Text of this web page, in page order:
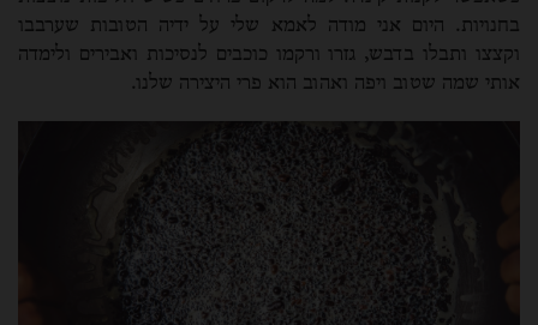
בחנויות. היום אני מודה לאמא שלי על ידיה הטובות שערבבו
וקצצו ותבלו בדבש, גזרו ורקמו כוכבים לנסיכות ואבירים ולימדה
אותי שמה שטוב ויפה ואהוב הוא פרי היצירה שלנו.